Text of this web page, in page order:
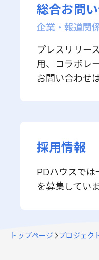
総合お問
企業・報道関
プレスリリー
用、コラボレ
お問い合わせ
採用情報
PDハウスでは
を募集していま
トップページ プロジェク